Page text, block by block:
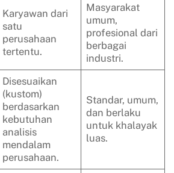
Karyawan dari
satu
perusahaan
tertentu.
Masyarakat
umum,
profesional dari
berbagai
industri.
Disesuaikan
(kustom)
berdasarkan
kebutuhan
analisis
mendalam
perusahaan.
Standar, umum,
dan berlaku
untuk khalayak
luas.